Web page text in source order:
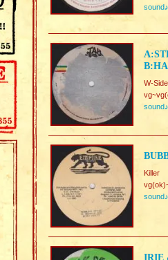
sound♪
W-
sound♪
Killer
sound♪
IRIE